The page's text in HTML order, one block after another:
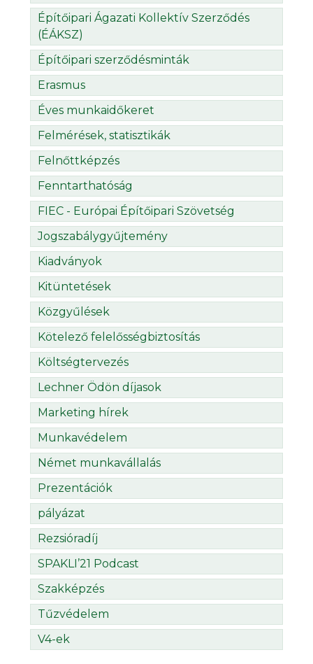
Építőipari Ágazati Kollektív Szerződés
(ÉÁKSZ)
Építőipari szerződésminták
Erasmus
Éves munkaidőkeret
Felmérések, statisztikák
Felnőttképzés
Fenntarthatóság
FIEC - Európai Építőipari Szövetség
Jogszabálygyűjtemény
Kiadványok
Kitüntetések
Közgyűlések
Kötelező felelősségbiztosítás
Költségtervezés
Lechner Ödön díjasok
Marketing hírek
Munkavédelem
Német munkavállalás
Prezentációk
pályázat
Rezsióradíj
SPAKLI’21 Podcast
Szakképzés
Tűzvédelem
V4-ek